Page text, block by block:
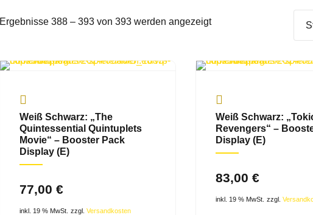
Ergebnisse 388 – 393 von 393 werden angezeigt
Weiß Schwarz: „The
Quintessential Quintuplets
Movie“ – Booster Pack
Display (E)
77,00 €
inkl. 19 % MwSt. zzgl. Versandkosten
Weiß Schwarz:
Revengers“ –
Display (E)
83,00 €
inkl. 19 % MwSt. zzgl.